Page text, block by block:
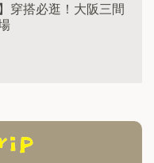
穿搭必逛！大阪三間